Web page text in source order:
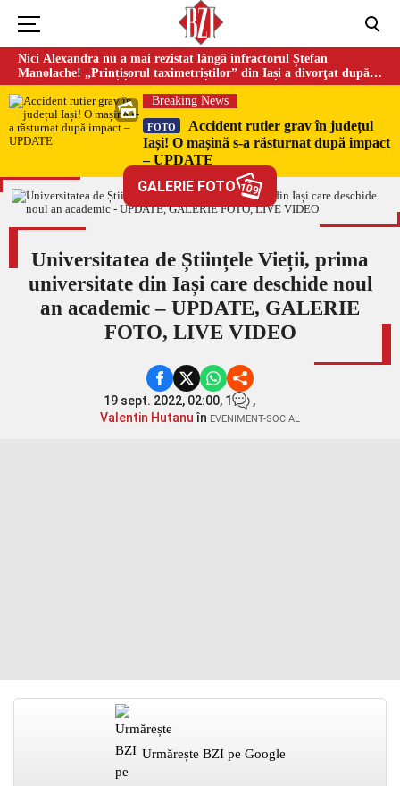
Nici Alexandra nu a mai rezistat lângă infractorul Ștefan
Manolache! „Prințișorul taximetriștilor” din Iași a divorţat după
doi ani de căsnicie
Breaking News
FOTO
Accident rutier grav în județul
Iași! O mașină s-a răsturnat după impact
– UPDATE
GALERIE FOTO 109
Universitatea de Științele Vieții, prima
universitate din Iași care deschide noul
an academic – UPDATE, GALERIE
FOTO, LIVE VIDEO
19 sept. 2022, 02:00, 1
,
Valentin Hutanuîn EVENIMENT-SOCIAL
Urmărește BZI pe Google